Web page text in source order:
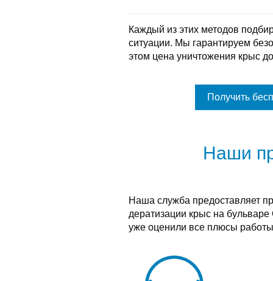
Каждый из этих методов
ситуации. Мы гарантируем
этом цена уничтожения крыс
Получить
Наши
Наша служба предоставляет
дератизации крыс на
уже оценили все плюсы